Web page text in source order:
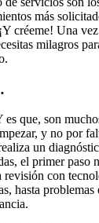
más
créeme! Una
milagros
es que, son
y no por
un
el primer paso
revisión con
hasta